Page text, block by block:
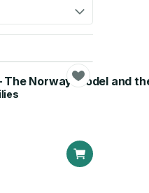
The Norway Model and